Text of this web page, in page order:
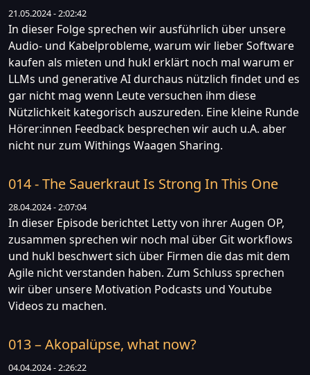
21.05.2024 - 2:02:42
In dieser Folge sprechen wir ausführlich über unsere
Audio- und Kabelprobleme, warum wir lieber Software
kaufen als mieten und hukl erklärt noch mal warum er
LLMs und generative AI durchaus nützlich findet und es
gar nicht mag wenn Leute versuchen ihm diese
Nützlichkeit kategorisch auszureden. Eine kleine Runde
Hörer:innen Feedback besprechen wir auch u.A. aber
nicht nur zum Withings Waagen Sharing.
014 - The Sauerkraut Is Strong In This One
28.04.2024 - 2:07:04
In dieser Episode berichtet Letty von ihrer Augen OP,
zusammen sprechen wir noch mal über Git workflows
und hukl beschwert sich über Firmen die das mit dem
Agile nicht verstanden haben. Zum Schluss sprechen
wir über unsere Motivation Podcasts und Youtube
Videos zu machen.
013 – Akopalüpse, what now?
04.04.2024 - 2:26:22